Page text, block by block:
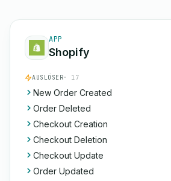
APP
Shopify
AUSLÖSER· 17
New Order Created
Order Deleted
Checkout Creation
Checkout Deletion
Checkout Update
Order Updated